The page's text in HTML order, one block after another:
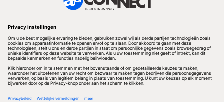
Redactionele partner